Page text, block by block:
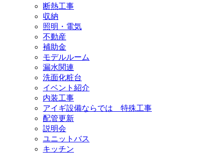
断熱工事
収納
照明・電気
不動産
補助金
モデルルーム
漏水関連
洗面化粧台
イベント紹介
内装工事
アイギ設備ならでは 特殊工事
配管更新
説明会
ユニットバス
キッチン